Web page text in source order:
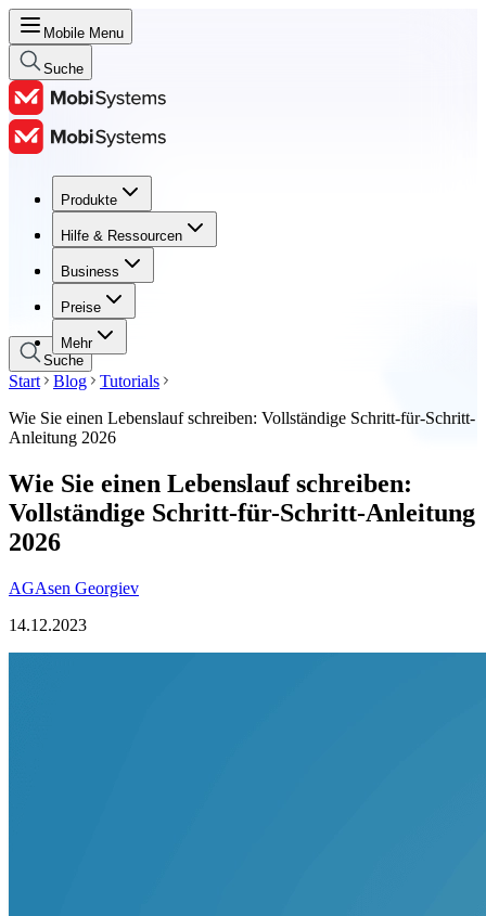
Mobile Menu
Suche
Produkte
Hilfe & Ressourcen
Business
Preise
Mehr
Produkte
Hilfe & Ressourcen
Business
Preise
Suche
Start Blog
Tutorials
Wie Sie einen Lebenslauf schreiben: Vollständige Schritt-für-Schritt-
Anleitung 2026
Wie Sie einen Lebenslauf schreiben:
Vollständige Schritt-für-Schritt-Anleitung
2026
AGAsen Georgiev
14.12.2023